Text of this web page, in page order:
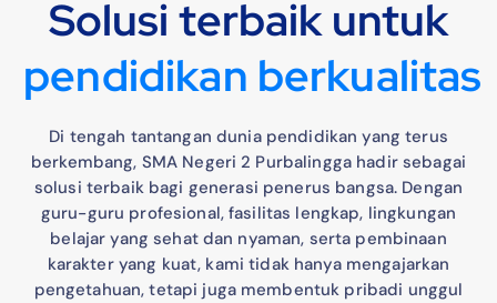
Solusi terbaik untuk
p endidikan berkualitas
p e
Di tengah tantangan dunia pendidikan yang terus
berkembang, SMA Negeri 2 Purbalingga hadir sebagai
solusi terbaik bagi generasi penerus bangsa. Dengan
guru-guru profesional, fasilitas lengkap, lingkungan
belajar yang sehat dan nyaman, serta pembinaan
karakter yang kuat, kami tidak hanya mengajarkan
pengetahuan, tetapi juga membentuk pribadi unggul